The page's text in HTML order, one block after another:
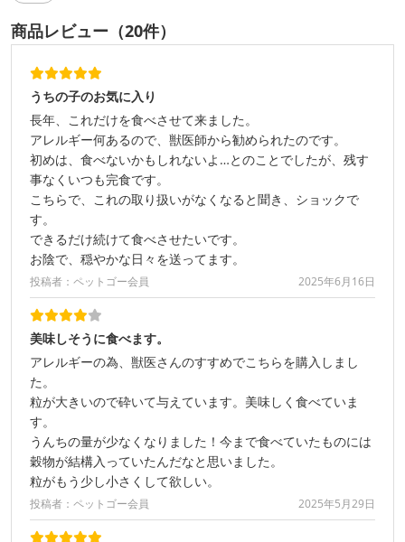
商品レビュー（20件）
うちの子のお気に入り
長年、これだけを食べさせて来ました。
アレルギー何あるので、獣医師から勧められたのです。
初めは、食べないかもしれないよ…とのことでしたが、残す
事なくいつも完食です。
こちらで、これの取り扱いがなくなると聞き、ショックで
す。
できるだけ続けて食べさせたいです。
お陰で、穏やかな日々を送ってます。
投稿者：ペットゴー会員 2025年6月16日
美味しそうに食べます。
アレルギーの為、獣医さんのすすめでこちらを購入しまし
た。
粒が大きいので砕いて与えています。美味しく食べていま
す。
うんちの量が少なくなりました！今まで食べていたものには
穀物が結構入っていたんだなと思いました。
粒がもう少し小さくして欲しい。
投稿者：ペットゴー会員 2025年5月29日